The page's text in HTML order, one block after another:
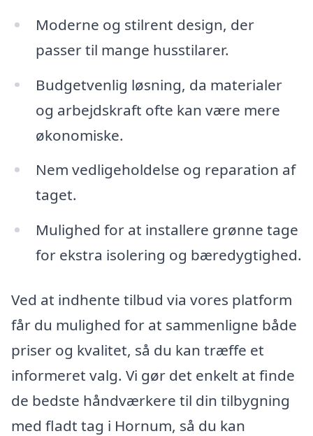
Moderne og stilrent design, der
passer til mange husstilarer.
Budgetvenlig løsning, da materialer
og arbejdskraft ofte kan være mere
økonomiske.
Nem vedligeholdelse og reparation af
taget.
Mulighed for at installere grønne tage
for ekstra isolering og bæredygtighed.
Ved at indhente tilbud via vores platform
får du mulighed for at sammenligne både
priser og kvalitet, så du kan træffe et
informeret valg. Vi gør det enkelt at finde
de bedste håndværkere til din tilbygning
med fladt tag i Hornum, så du kan